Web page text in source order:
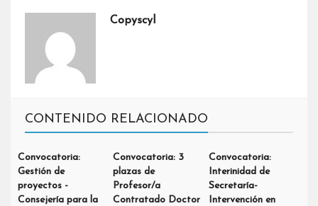
Copyscyl
CONTENIDO RELACIONADO
Convocatoria:
Gestión de
proyectos -
Consejería para la
Convocatoria: 3
plazas de
Profesor/a
Contratado Doctor
Convocatoria:
Interinidad de
Secretaría-
Intervención en